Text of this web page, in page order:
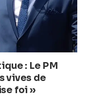
: Le PM
vives de
foi »